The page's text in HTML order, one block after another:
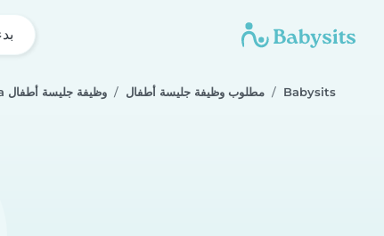
Babysits مطلوب وظيفة جليسة أطفال وظيفة جليسة أطفال Cheraga